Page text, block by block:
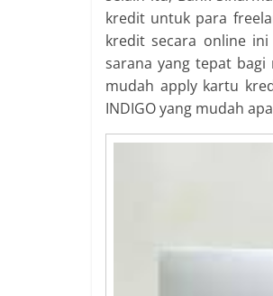
kredit untuk para
kredit secara online
sarana yang tepat
mudah apply kartu
INDIGO yang mudah